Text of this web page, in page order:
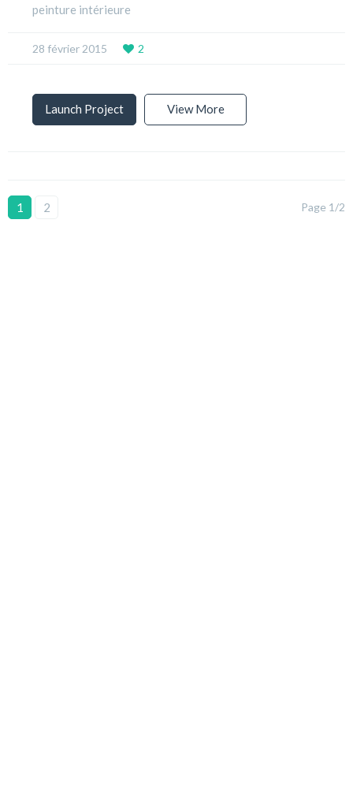
peinture intérieure
28 février 2015 2
Launch Project View More
1 2 Page 1/2